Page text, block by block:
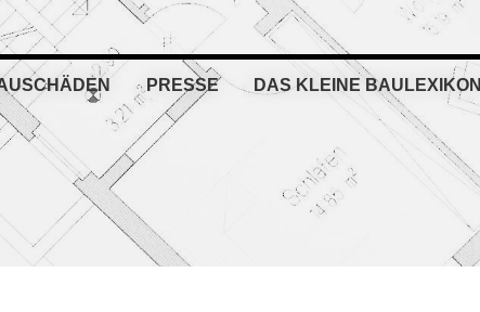
PRESSE DAS KLEINE BAULEXIKON